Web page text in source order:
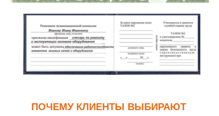
ПОЧЕМУ КЛИЕНТЫ ВЫБИРАЮТ